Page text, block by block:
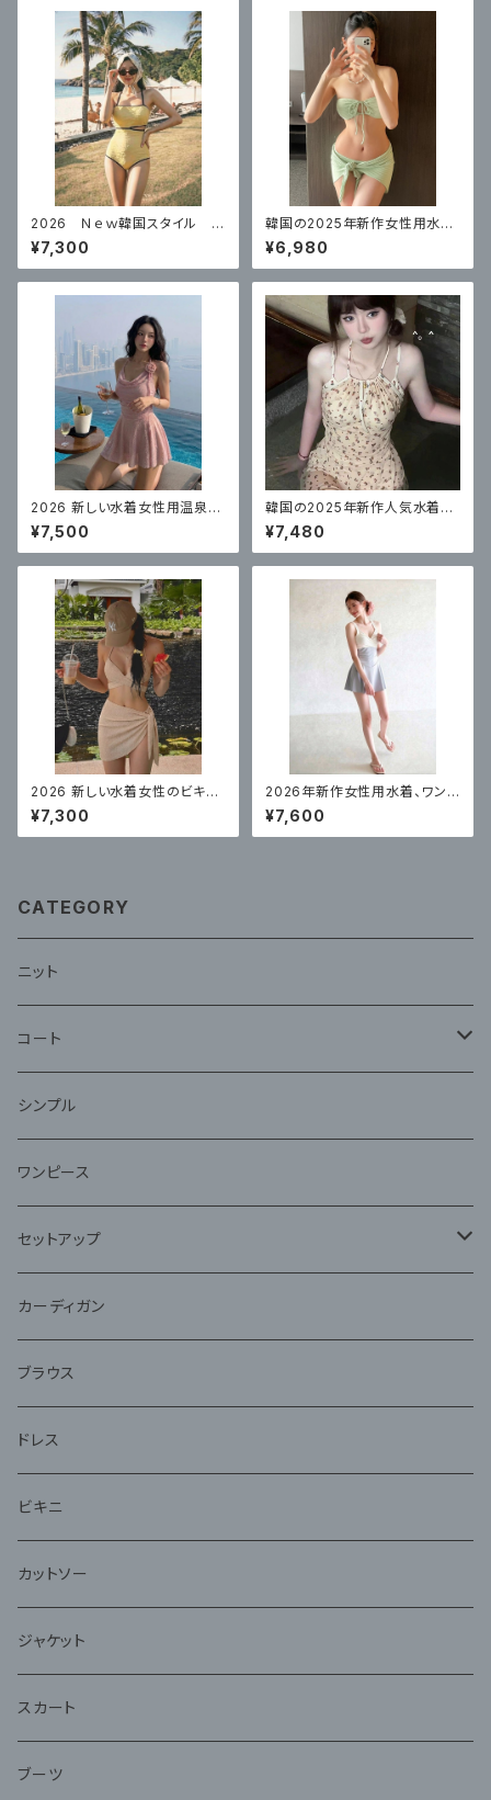
2026 Ｎｅｗ韓国スタイル 水
着レディースワンピース プッシ
ュアップ体型カバー水着
¥7,300
韓国の2025年新作女性用水
着、セクシーな女の子がビーチ
でセクシーに見せるための高級
バンドゥビキニ3点セット
¥6,980
2026 新しい水着女性用温泉ワ
ンピースドレスコンサバピンク
ハイエンドホットスタイル
¥7,500
韓国の2025年新作人気水着レ
ディースワンピーススカートスタ
イル
¥7,480
2026 新しい水着女性のビキニ
セクシー スリーピース
¥7,300
2026年新作女性用水着、ワンピ
ーススカートスタイル、体型カバ
ー
¥7,600
CATEGORY
ニット
コート
ファー
シンプル
ワンピース
セットアップ
ジャケット
アンサンブル
カーディガン
ブラウス
ドレス
ビキニ
カットソー
ジャケット
スカート
ブーツ